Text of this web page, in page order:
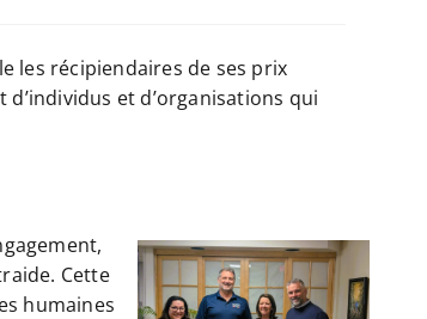
les récipiendaires de ses prix
et d’organisations qui
Cette
humaines